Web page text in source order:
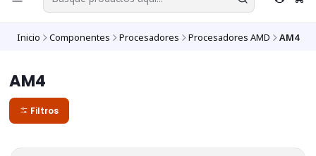
Inicio Componentes Procesadores Procesadores AMD AM4
AM4
Filtros